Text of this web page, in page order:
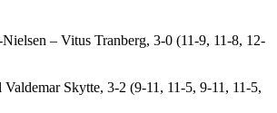
– Vitus Tranberg, 3-0 (11-9, 11-8, 12-
Skytte, 3-2 (9-11, 11-5, 9-11, 11-5,